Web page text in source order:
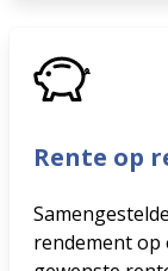
Rente op
rendement op